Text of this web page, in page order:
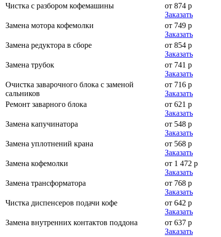
Чистка с разбором кофемашины
от 874 р
Заказать
Замена мотора кофемолки
от 749 р
Заказать
Замена редуктора в сборе
от 854 р
Заказать
Замена трубок
от 741 р
Заказать
Очистка заварочного блока с заменой
сальников
от 716 р
Заказать
Ремонт заварного блока
от 621 р
Заказать
Замена капучинатора
от 548 р
Заказать
Замена уплотнений крана
от 568 р
Заказать
Замена кофемолки
от 1 472 р
Заказать
Замена трансформатора
от 768 р
Заказать
Чистка диспенсеров подачи кофе
от 642 р
Заказать
Замена внутренних контактов поддона
от 637 р
Заказать